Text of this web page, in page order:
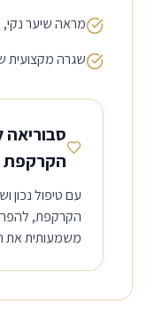
מראה שיער נקי,
שגרה מקצועית
הקרקפת
עם טיפול נכון
הקרקפת,
משמעותית את